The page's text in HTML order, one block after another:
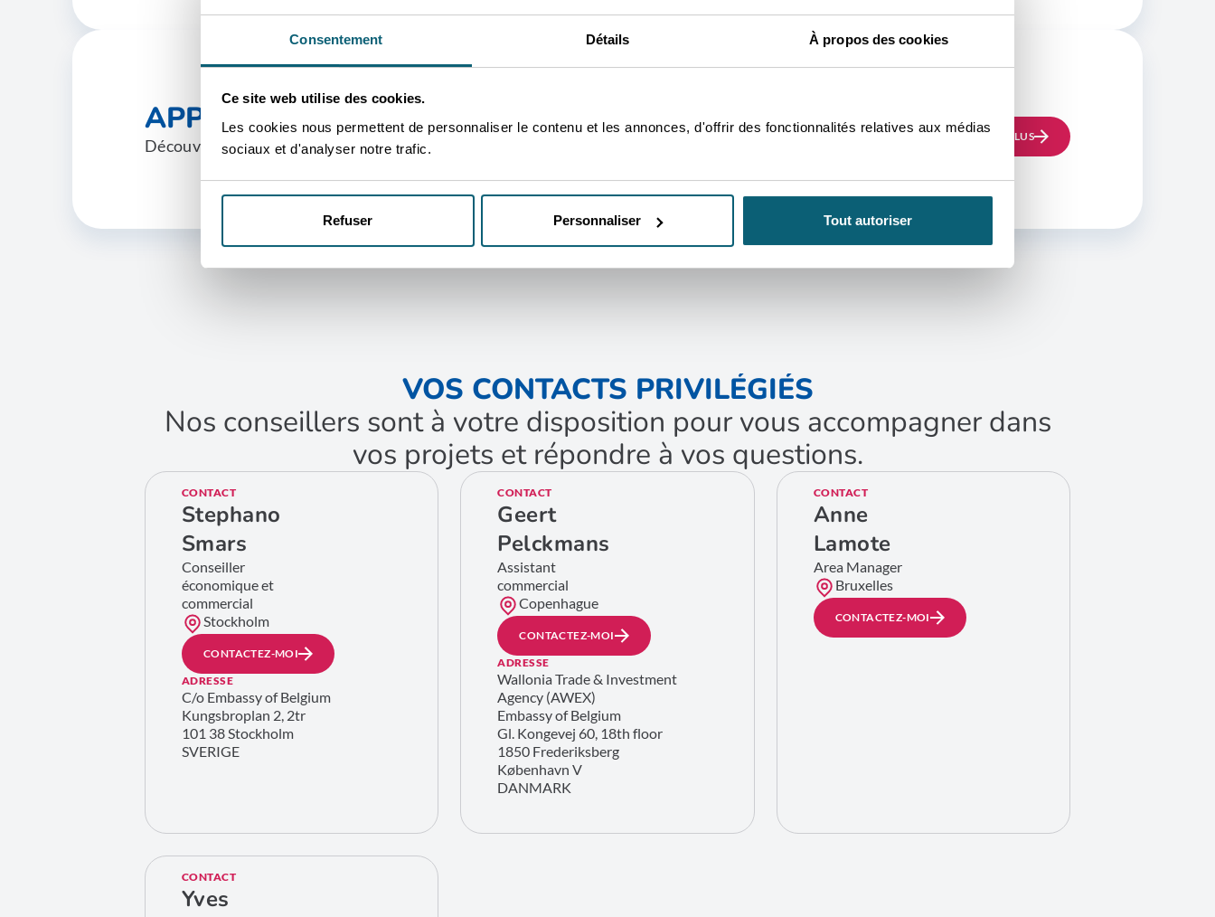
Consentement Détails À propos des cookies
Ce site web utilise des cookies.
Les cookies nous permettent de personnaliser le contenu et les annonces, d'offrir des fonctionnalités relatives aux médias
sociaux et d'analyser notre trafic.
Refuser Personnaliser Tout autoriser
APPROCHE DU MARCHÉ
Découvrez les approches du marché à connaitre avant de démarrer EN SAVOIR PLUS
VOS CONTACTS PRIVILÉGIÉS
Nos conseillers sont à votre disposition pour vous accompagner dans
vos projets et répondre à vos questions.
CONTACT
Stephano
Smars
Conseiller
économique et
commercial
Stockholm
CONTACTEZ-MOI
ADRESSE
C/o Embassy of Belgium
Kungsbroplan 2, 2tr
101 38 Stockholm
SVERIGE
CONTACT
Geert
Pelckmans
Assistant
commercial
Copenhague
CONTACTEZ-MOI
ADRESSE
Wallonia Trade & Investment
Agency (AWEX)
Embassy of Belgium
Gl. Kongevej 60, 18th floor
1850 Frederiksberg
København V
DANMARK
CONTACT
Anne
Lamote
Area Manager
Bruxelles
CONTACTEZ-MOI
CONTACT
Yves